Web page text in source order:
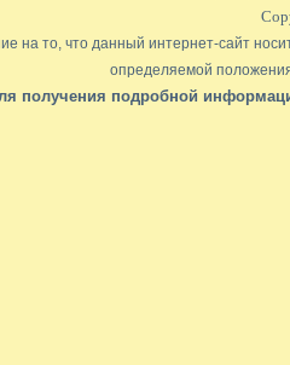
на то, что данный интернет-сайт
определяемой
получения подробной